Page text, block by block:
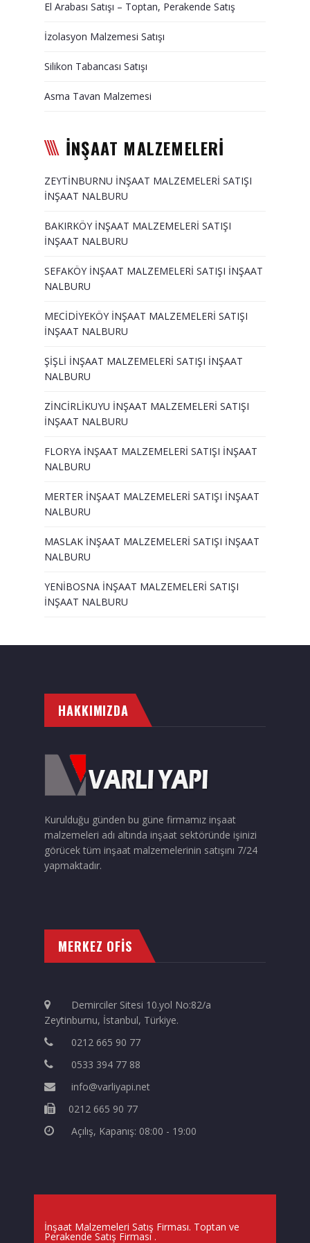
Duvar Paneli, Söve, Dekoratif
Kaplama
BİZE ULAŞIN
El Arabası Satışı – Toptan, Perakende Satış
İzolasyon Malzemesi Satışı
Silikon Tabancası Satışı
Asma Tavan Malzemesi
İNŞAAT MALZEMELERİ
ZEYTİNBURNU İNŞAAT MALZEMELERİ SATIŞI
İNŞAAT NALBURU
BAKIRKÖY İNŞAAT MALZEMELERİ SATIŞI
İNŞAAT NALBURU
SEFAKÖY İNŞAAT MALZEMELERİ SATIŞI İNŞAAT
NALBURU
MECİDİYEKÖY İNŞAAT MALZEMELERİ SATIŞI
İNŞAAT NALBURU
ŞİŞLİ İNŞAAT MALZEMELERİ SATIŞI İNŞAAT
NALBURU
ZİNCİRLİKUYU İNŞAAT MALZEMELERİ SATIŞI
İNŞAAT NALBURU
FLORYA İNŞAAT MALZEMELERİ SATIŞI İNŞAAT
NALBURU
MERTER İNŞAAT MALZEMELERİ SATIŞI İNŞAAT
NALBURU
MASLAK İNŞAAT MALZEMELERİ SATIŞI İNŞAAT
NALBURU
YENİBOSNA İNŞAAT MALZEMELERİ SATIŞI
İNŞAAT NALBURU
HAKKIMIZDA
Kurulduğu günden bu güne firmamız inşaat
malzemeleri adı altında inşaat sektöründe işinizi
görücek tüm inşaat malzemelerinin satışını 7/24
yapmaktadır.
MERKEZ OFİS
Demirciler Sitesi 10.yol No:82/a
Zeytinburnu, İstanbul, Türkiye.
0212 665 90 77
0533 394 77 88
info@varliyapi.net
0212 665 90 77
Açılış, Kapanış: 08:00 - 19:00
İnşaat Malzemeleri Satış Firması. Toptan ve
Perakende Satış Firması .